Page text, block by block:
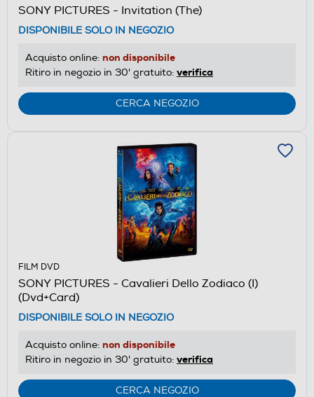
SONY PICTURES - Invitation (The)
DISPONIBILE SOLO IN NEGOZIO
Acquisto online: non disponibile
Ritiro in negozio in 30' gratuito: verifica
CERCA NEGOZIO
FILM DVD
SONY PICTURES - Cavalieri Dello Zodiaco (I)
(Dvd+Card)
DISPONIBILE SOLO IN NEGOZIO
Acquisto online: non disponibile
Ritiro in negozio in 30' gratuito: verifica
CERCA NEGOZIO